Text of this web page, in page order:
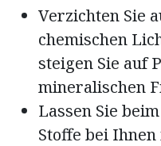
Verzichten Sie
chemischen
steigen Sie auf
mineralischen
Lassen Sie
Stoffe bei